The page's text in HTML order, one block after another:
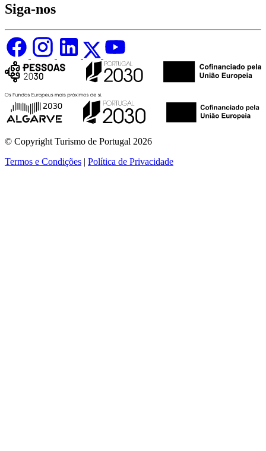
Siga-nos
© Copyright Turismo de Portugal 2026
Termos e Condições | Política de Privacidade